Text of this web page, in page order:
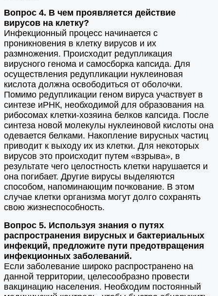
Вопрос 4. В чем проявляется действие
вирусов на клетку?
Инфекционный процесс начинается с
проникновения в клетку вирусов и их
размножения. Происходит редупликация
вирусного генома и самосборка капсида. Для
осуществления редупликации нуклеиновая
кислота должна освободиться от оболочки.
Помимо редупликации геном вируса участвует в
синтезе иРНК, необходимой для образования на
рибосомах клетки-хозяина белков капсида. После
синтеза новой молекулы нуклеиновой кислоты она
одевается белками. Накопление вирусных частиц
приводит к выходу их из клетки. Для некоторых
вирусов это происходит путем «взрыва», в
результате чего целостность клетки нарушается и
она погибает. Другие вирусы выделяются
способом, напоминающим почкование. В этом
случае клетки организма могут долго сохранять
свою жизнеспособность.
Вопрос 5. Используя знания о путях
распространения вирусных и бактериальных
инфекций, предложите пути предотвращения
инфекционных заболеваний.
Если заболевание широко распространено на
данной территории, целесообразно провести
вакцинацию населения. Необходим постоянный